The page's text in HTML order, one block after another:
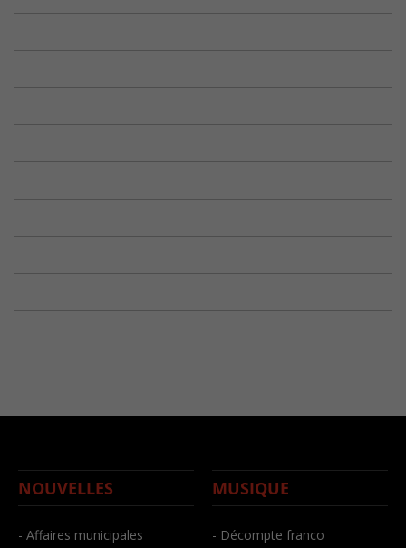
NOUVELLES
- Affaires municipales
MUSIQUE
- Décompte franco